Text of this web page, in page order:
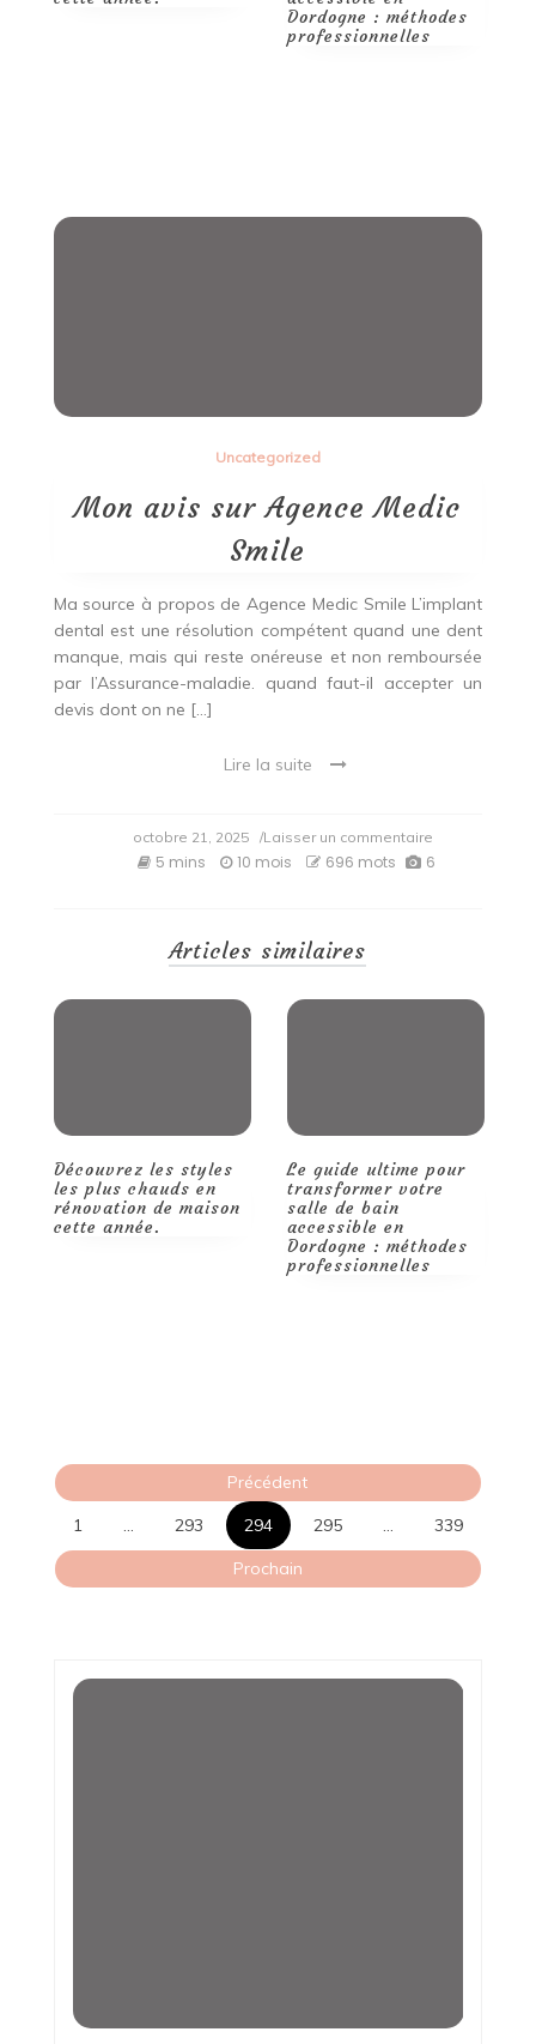
Dordogne : méthodes
professionnelles
Uncategorized
Mon avis sur Agence Medic
Smile
Ma source à propos de Agence Medic Smile L’implant
dental est une résolution compétent quand une dent
manque, mais qui reste onéreuse et non remboursée
par l’Assurance-maladie. quand faut-il accepter un
devis dont on ne […]
Lire la suite
octobre 21, 2025 /Laisser un commentaire
Mon
5 mins 10 mois 696 mots 6
Articles similaires
Découvrez les styles
les plus chauds en
rénovation de maison
cette année.
Le guide ultime pour
transformer votre
salle de bain
accessible en
Dordogne : méthodes
professionnelles
Pagination
des
publications
Précédent
1
… 293 294 295 …
339
Prochain